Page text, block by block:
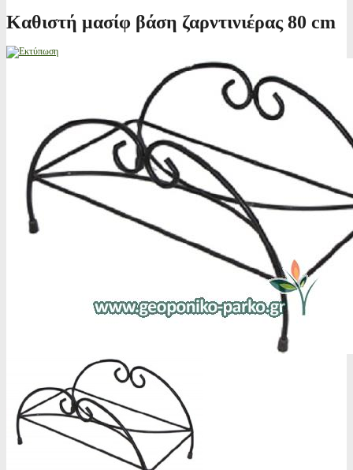
Καθιστή μασίφ βάση ζαρντινιέρας 80 cm